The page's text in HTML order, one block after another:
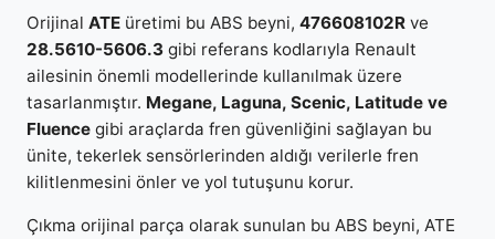
Orijinal ATE üretimi bu ABS beyni, 476608102R ve
28.5610-5606.3 gibi referans kodlarıyla Renault
ailesinin önemli modellerinde kullanılmak üzere
tasarlanmıştır. Megane, Laguna, Scenic, Latitude ve
Fluence gibi araçlarda fren güvenliğini sağlayan bu
ünite, tekerlek sensörlerinden aldığı verilerle fren
kilitlenmesini önler ve yol tutuşunu korur.
Çıkma orijinal parça olarak sunulan bu ABS beyni, ATE